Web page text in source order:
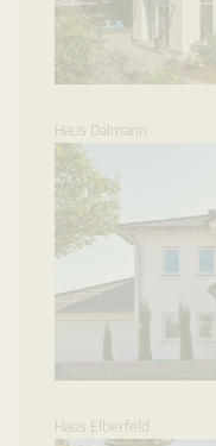
Haus Dalmann
Haus Elberfeld